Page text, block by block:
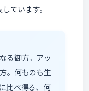
ています。
る御方。アッ
。何ものも生
比べ得る、何